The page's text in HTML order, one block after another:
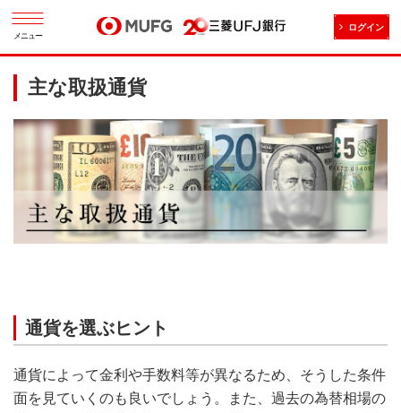
メニュー
ログイン
主な取扱通貨
通貨を選ぶヒント
通貨によって金利や手数料等が異なるため、そうした条件
面を見ていくのも良いでしょう。また、過去の為替相場の